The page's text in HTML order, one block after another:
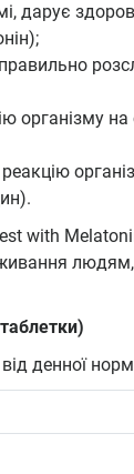
дарує
організму на
with
денної